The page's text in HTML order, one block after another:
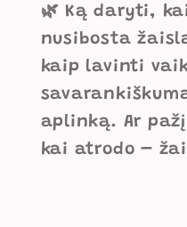
🌿 Ką daryti,
nusibosta
kaip lavinti
aplinką. Ar
kai atrodo –